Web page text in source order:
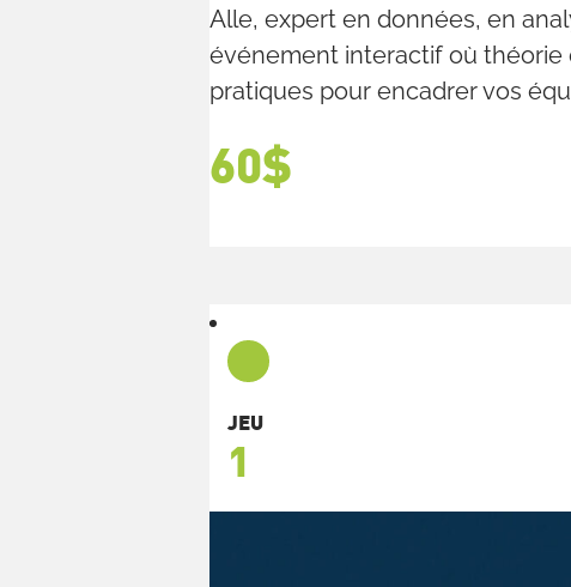
Alle, expert en données, en
événement interactif où théorie
pratiques pour encadrer vos
60$
JEU
1